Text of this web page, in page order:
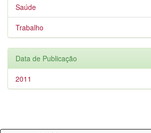
Saúde
Trabalho
Data de Publicação
2011